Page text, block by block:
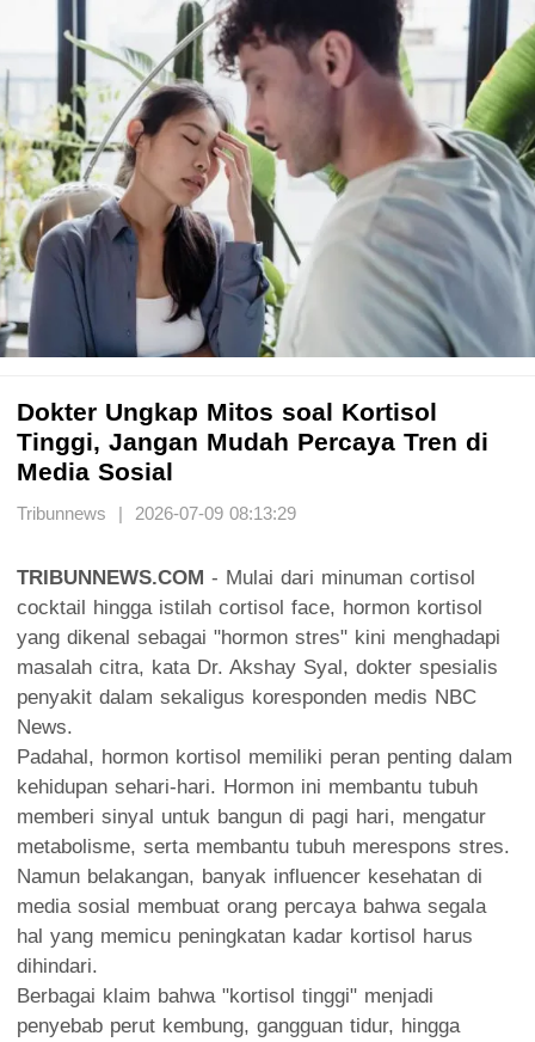
Dokter Ungkap Mitos soal Kortisol
Tinggi, Jangan Mudah Percaya Tren di
Media Sosial
Tribunnews | 2026-07-09 08:13:29
TRIBUNNEWS.COM - Mulai dari minuman cortisol
cocktail hingga istilah cortisol face, hormon kortisol
yang dikenal sebagai "hormon stres" kini menghadapi
masalah citra, kata Dr. Akshay Syal, dokter spesialis
penyakit dalam sekaligus koresponden medis NBC
News.
Padahal, hormon kortisol memiliki peran penting dalam
kehidupan sehari-hari. Hormon ini membantu tubuh
memberi sinyal untuk bangun di pagi hari, mengatur
metabolisme, serta membantu tubuh merespons stres.
Namun belakangan, banyak influencer kesehatan di
media sosial membuat orang percaya bahwa segala
hal yang memicu peningkatan kadar kortisol harus
dihindari.
Berbagai klaim bahwa "kortisol tinggi" menjadi
penyebab perut kembung, gangguan tidur, hingga